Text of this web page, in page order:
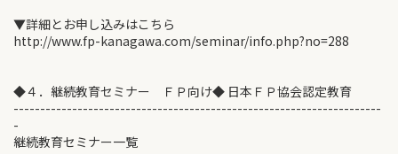
▼詳細とお申し込みはこちら
http://www.fp-kanagawa.com/seminar/info.php?no=288
◆４．継続教育セミナー ＦＰ向け◆ 日本ＦＰ協会認定教育
---------------------------------------------------------------------
-
継続教育セミナー一覧